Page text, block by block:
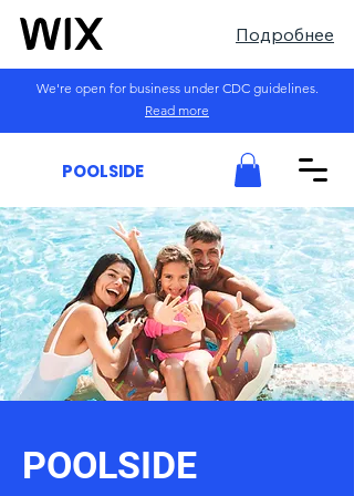
Подробнее